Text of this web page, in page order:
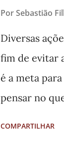
Tutela
Promoção e
municipais a
princípios
PorSebastião
Diversas
fim de evitar
é a meta
pensar no
COMPARTILHAR